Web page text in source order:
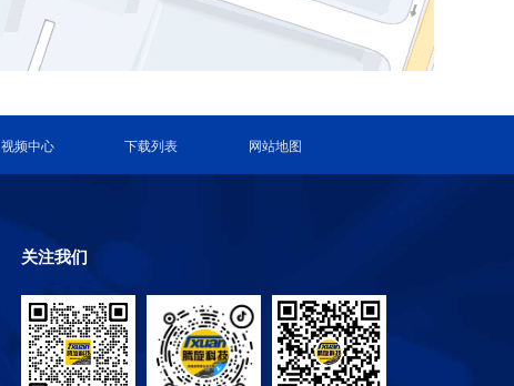
视频中心 下载列表 网站地图
关注我们